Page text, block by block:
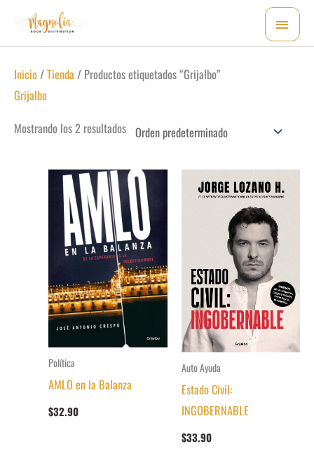
contenido
Inicio/Tienda / Productos etiquetados “Grijalbo”
Grijalbo
Mostrando los 2 resultados
Política
AMLO en la Balanza
$32.90
Auto Ayuda
Estado Civil:
INGOBERNABLE
$33.90